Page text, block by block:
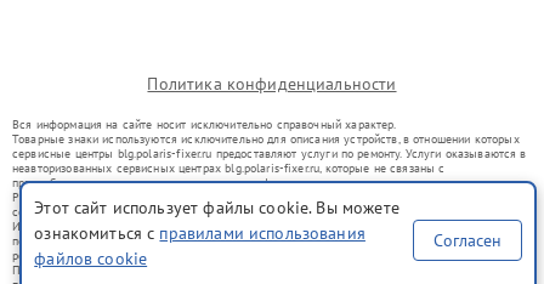
Политика конфиденциальности
Вся информация на сайте носит исключительно справочный характер.
Товарные знаки используются исключительно для описания устройств, в отношении которых
сервисные центры blg.polaris-fixer.ru предоставляют услуги по ремонту. Услуги оказываются в
неавторизованных сервисных центрах blg.polaris-fixer.ru, которые не связаны с
правообладателями товарных знаков или их официальными представителями.
Ремонт осуществляется для устройств, уже введенных в гражданский оборот в соответствии
со статьей 1487 ГК РФ.
Использование товарных знаков не преследует цели индивидуализации услуг или введения
потребителей в заблуждение, а служит для информирования о предоставляемых услугах по
ремонту техники указанных брендов.
Представленная на сайте информация не является публичной офертой, определяемой
Этот сайт использует файлы cookie. Вы можете
ознакомиться с правилами использования
файлов cookie
Согласен